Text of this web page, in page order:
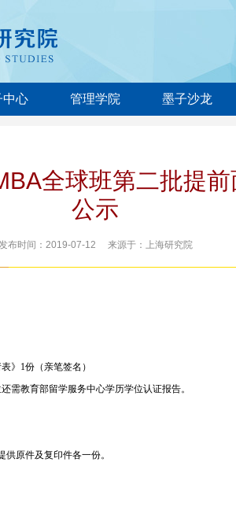
中心 管理学院 墨子沙龙
全球班第二批提前
公示
布时间：2019-07-12 来源于：上海研究院
》1份（亲笔签名）
需教育部留学服务中心学历学位认证报告。
原件及复印件各一份。